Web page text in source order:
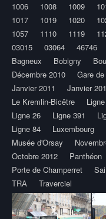
1006
1008 1009
1017
1019 1020
1057
1110 1119
03015
03064 46746
Bagneux
Bobigny
Décembre 2010
Gare
Janvier 2011
Janvier
Le Kremlin-Bicêtre
Ligne 26
Ligne 391
Ligne 84
Luxembourg
Musée d'Orsay
Octobre 2012
Panthéon
Porte de Champerret
TRA
Traverciel